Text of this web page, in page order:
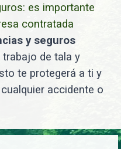
es importante
contratada
y seguros
de tala y
te protegerá a ti y
accidente o